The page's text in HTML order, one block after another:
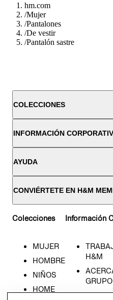
hm.com
/Mujer
/Pantalones
/De vestir
/Pantalón sastre
COLECCIONES
INFORMACIÓN
AYUDA
CONVIÉRTETE EN H&M
Colecciones
MUJER
HOMBRE
NIÑOS
HOME
Información
H&M